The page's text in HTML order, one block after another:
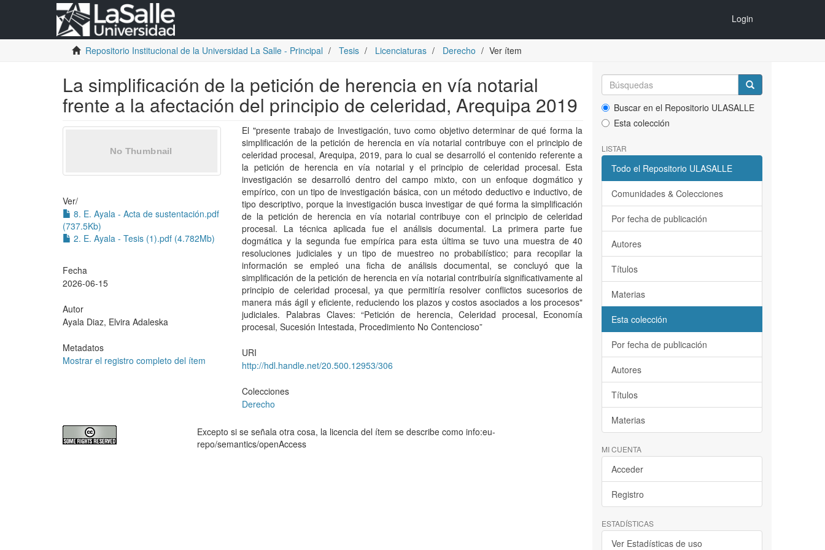
Login
Repositorio Institucional de la Universidad La Salle - Principal Tesis Licenciaturas Derecho Ver ítem
La simplificación de la petición de herencia en vía notarial
frente a la afectación del principio de celeridad, Arequipa 2019
Ver/
8. E. Ayala - Acta de sustentación.pdf
(737.5Kb)
2. E. Ayala - Tesis (1).pdf (4.782Mb)
Fecha
2026-06-15
Autor
Ayala Diaz, Elvira Adaleska
Metadatos
Mostrar el registro completo del ítem
El "presente trabajo de Investigación, tuvo como objetivo determinar de qué forma la
simplificación de la petición de herencia en vía notarial contribuye con el principio de
celeridad procesal, Arequipa, 2019, para lo cual se desarrolló el contenido referente a
la petición de herencia en vía notarial y el principio de celeridad procesal. Esta
investigación se desarrolló dentro del campo mixto, con un enfoque dogmático y
empírico, con un tipo de investigación básica, con un método deductivo e inductivo, de
tipo descriptivo, porque la investigación busca investigar de qué forma la simplificación
de la petición de herencia en vía notarial contribuye con el principio de celeridad
procesal. La técnica aplicada fue el análisis documental. La primera parte fue
dogmática y la segunda fue empírica para esta última se tuvo una muestra de 40
resoluciones judiciales y un tipo de muestreo no probabilístico; para recopilar la
información se empleó una ficha de análisis documental, se concluyó que la
simplificación de la petición de herencia en vía notarial contribuiría significativamente al
principio de celeridad procesal, ya que permitiría resolver conflictos sucesorios de
manera más ágil y eficiente, reduciendo los plazos y costos asociados a los procesos"
judiciales. Palabras Claves: “Petición de herencia, Celeridad procesal, Economía
procesal, Sucesión Intestada, Procedimiento No Contencioso”
URI
http://hdl.handle.net/20.500.12953/306
Colecciones
Derecho
Excepto si se señala otra cosa, la licencia del ítem se describe como info:eu-
repo/semantics/openAccess
Buscar en el Repositorio ULASALLE
Esta colección
LISTAR
Todo el Repositorio ULASALLE
Comunidades & Colecciones
Por fecha de publicación
Autores
Títulos
Materias
Esta colección
Por fecha de publicación
Autores
Títulos
Materias
MI CUENTA
Acceder
Registro
ESTADÍSTICAS
Ver Estadísticas de uso